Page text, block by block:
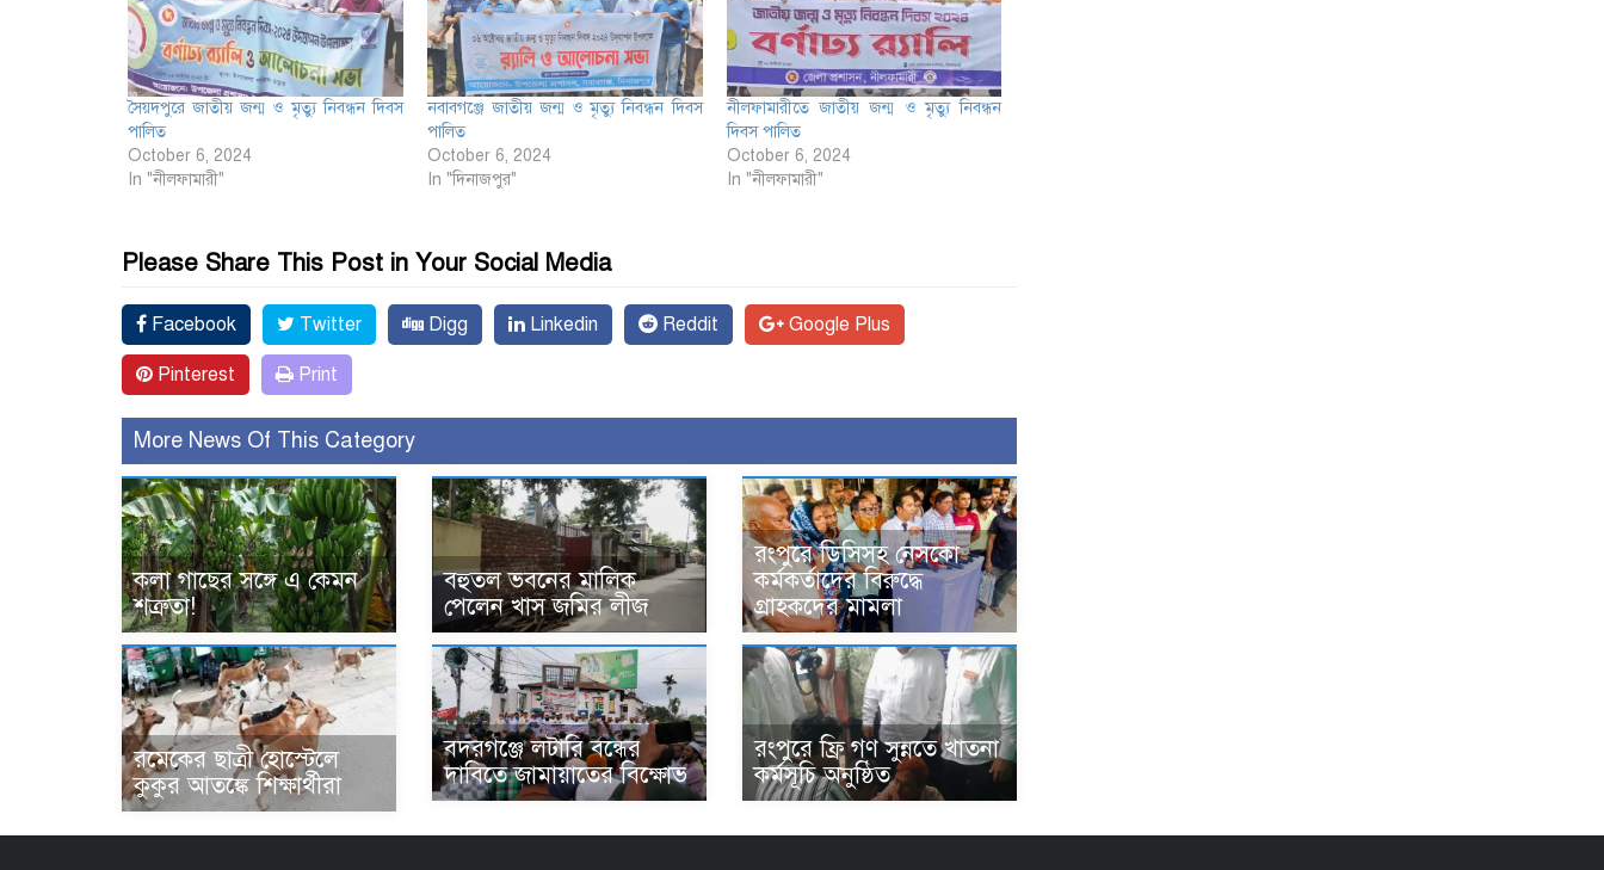
সৈয়দপুরে জাতীয় জন্ম ও মৃত্যু নিবন্ধন দিবস
পালিত
October 6, 2024
In "নীলফামারী"
নবাবগঞ্জে জাতীয় জন্ম ও মৃত্যু নিবন্ধন দিবস
পালিত
October 6, 2024
In "দিনাজপুর"
নীলফামারীতে জাতীয় জন্ম ও মৃত্যু নিবন্ধন
দিবস পালিত
October 6, 2024
In "নীলফামারী"
Please Share This Post in Your Social Media
Facebook Twitter Digg Linkedin Reddit Google Plus
Pinterest Print
More News Of This Category
কলা গাছের সঙ্গে এ কেমন
শত্রুতা!
বহুতল ভবনের মালিক
পেলেন খাস জমির লীজ
রংপুরে ডিসিসহ নেসকো
কর্মকর্তাদের বিরুদ্ধে
গ্রাহকদের মামলা
রমেকের ছাত্রী হোস্টেলে
কুকুর আতঙ্কে শিক্ষার্থীরা
বদরগঞ্জে লটারি বন্ধের
দাবিতে জামায়াতের বিক্ষোভ
রংপুরে ফ্রি গণ সুন্নতে খাতনা
কর্মসূচি অনুষ্ঠিত